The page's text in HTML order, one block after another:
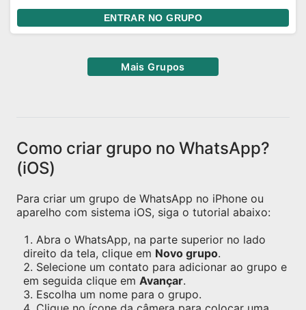
ENTRAR NO GRUPO
Mais Grupos
Como criar grupo no WhatsApp?
(iOS)
Para criar um grupo de WhatsApp no iPhone ou
aparelho com sistema iOS, siga o tutorial abaixo:
Abra o WhatsApp, na parte superior no lado
direito da tela, clique em Novo grupo.
Selecione um contato para adicionar ao grupo e
em seguida clique em Avançar.
Escolha um nome para o grupo.